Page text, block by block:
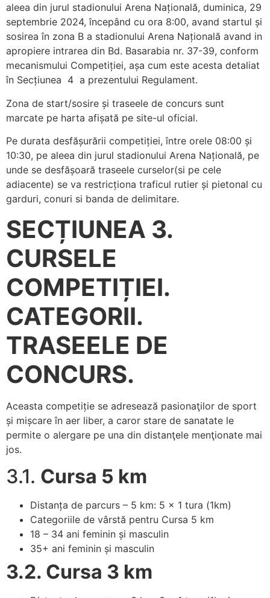
aleea din jurul stadionului Arena Națională, duminica, 29
septembrie 2024, începând cu ora 8:00, avand startul și
sosirea în zona B a stadionului Arena Națională avand in
apropiere intrarea din Bd. Basarabia nr. 37-39, conform
mecanismului Competiției, așa cum este acesta detaliat
în Secțiunea 4 a prezentului Regulament.
Zona de start/sosire și traseele de concurs sunt
marcate pe harta afișată pe site-ul oficial.
Pe durata desfășurării competiției, între orele 08:00 și
10:30, pe aleea din jurul stadionului Arena Națională, pe
unde se desfășoară traseele curselor(si pe cele
adiacente) se va restricționa traficul rutier și pietonal cu
garduri, conuri si banda de delimitare.
SECȚIUNEA 3.
CURSELE
COMPETIȚIEI.
CATEGORII.
TRASEELE DE
CONCURS.
Aceasta competiție se adresează pasionaţilor de sport
și mișcare în aer liber, a caror stare de sanatate le
permite o alergare pe una din distanţele menţionate mai
jos.
3.1. Cursa 5 km
Distanța de parcurs – 5 km: 5 x 1 tura (1km)
Categoriile de vârstă pentru Cursa 5 km
18 – 34 ani feminin și masculin
35+ ani feminin și masculin
3.2. Cursa 3 km